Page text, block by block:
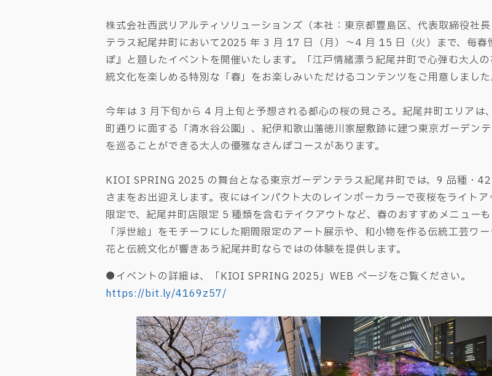
株式会社西武リアルティソリューションズ（本社：東京都豊島区、代表取締役社
テラス紀尾井町において2025 年 3 月 17 日（月）～4 月 15 日（火）まで、毎
ぽ』と題したイベントを開催いたします。「江戸情緒漂う紀尾井町で心弾む大人
統文化を楽しめる特別な「春」をお楽しみいただけるコンテンツをご用意しました
今年は 3 月下旬から 4 月上旬と予想される都心の桜の見ごろ。紀尾井町エリア
町通りに面する「清水谷公園」、紀伊和歌山藩徳川家屋敷跡に建つ東京ガーデン
を巡ることができる大人の優雅なさんぽコースがあります。
KIOI SPRING 2025 の舞台となる東京ガーデンテラス紀尾井町では、9 品種・
さまをお出迎えします。夜にはインパクト大のレインボーカラーで夜桜をライト
限定で、紀尾井町店限定 5 種類を含むテイクアウトなど、春のおすすめメニュー
「浮世絵」をモチーフにした期間限定のアート展示や、和小物を作る伝統工芸ワ
花と伝統文化が響きあう紀尾井町ならではの体験を提供します。
●イベントの詳細は、「KIOI SPRING 2025」WEB ページをご覧ください。
https://bit.ly/4169z57/